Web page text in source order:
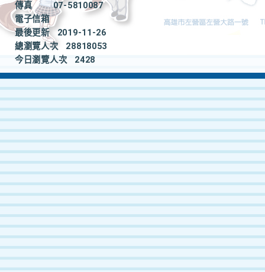
傳真
07-5810087
電子信箱
最後更新
2019-11-26
總瀏覽人次
28818053
今日瀏覽人次
2428